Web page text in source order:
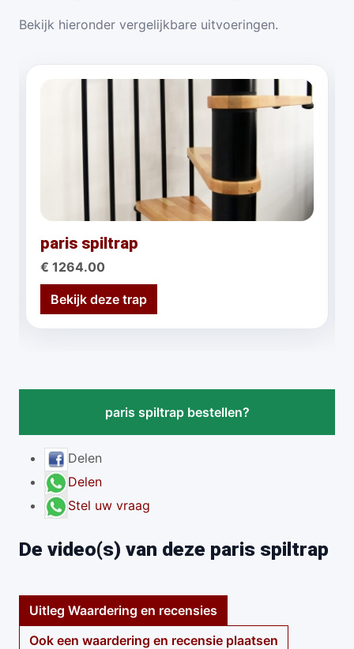
Bekijk hieronder vergelijkbare uitvoeringen.
paris spiltrap
€ 1264.00
Bekijk deze trap
paris spiltrap bestellen?
Delen
Delen
Stel uw vraag
De video(s) van deze paris spiltrap
Uitleg Waardering en recensies
Ook een waardering en recensie plaatsen